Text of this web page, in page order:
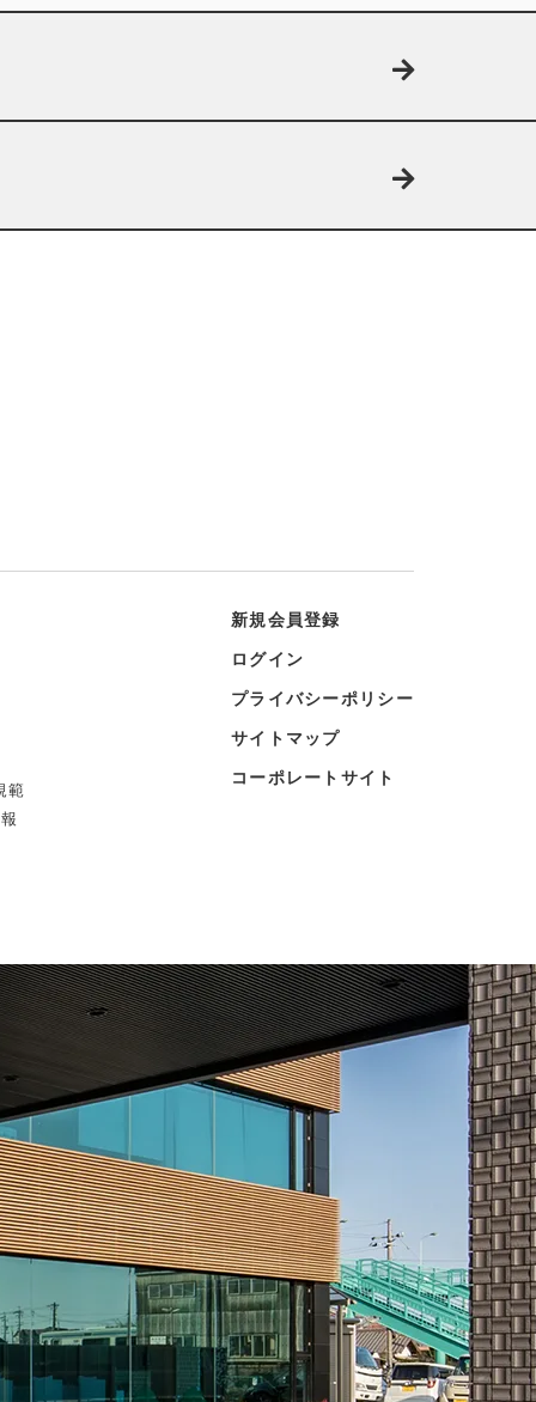
範
新規会員登録
ログイン
プライバシーポリシー
サイトマップ
コーポレートサイト